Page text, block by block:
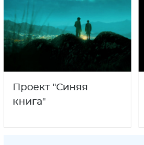
Проект "Синяя
книга"